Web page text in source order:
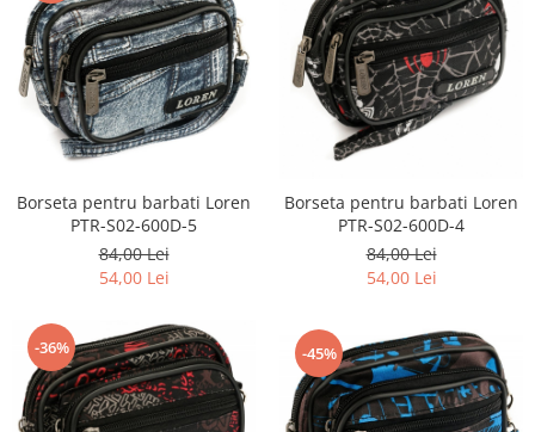
Borseta pentru barbati Loren
PTR-S02-600D-5
84,00 Lei
54,00 Lei
Borseta pentru barbati Loren
PTR-S02-600D-4
84,00 Lei
54,00 Lei
-36% -45%